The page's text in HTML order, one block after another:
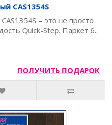
CAS1354S
– это не просто
Quick-Step. Паркет б..
ПОЛУЧИТЬ ПОДАРОК